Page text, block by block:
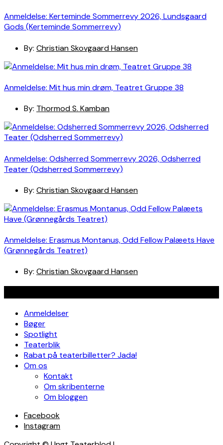
Anmeldelse: Kerteminde Sommerrevy 2026, Lundsgaard
Gods (Kerteminde Sommerrevy)
By: Christian Skovgaard Hansen
Anmeldelse: Mit hus min drøm, Teatret Gruppe 38
By: Thormod S. Kamban
Anmeldelse: Odsherred Sommerrevy 2026, Odsherred
Teater (Odsherred Sommerrevy)
By: Christian Skovgaard Hansen
Anmeldelse: Erasmus Montanus, Odd Fellow Palæets Have
(Grønnegårds Teatret)
By: Christian Skovgaard Hansen
Anmeldelser
Bøger
Spotlight
Teaterblik
Rabat på teaterbilletter? Jada!
Om os
Kontakt
Om skribenterne
Om bloggen
Facebook
Instagram